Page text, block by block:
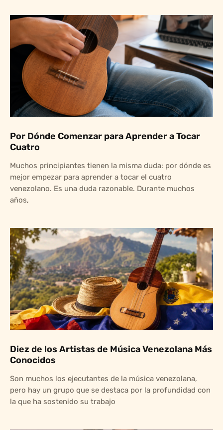
Por Dónde Comenzar para Aprender a Tocar
Cuatro
Muchos principiantes tienen la misma duda: por dónde es
mejor empezar para aprender a tocar el cuatro
venezolano. Es una duda razonable. Durante muchos
años,
Diez de los Artistas de Música Venezolana Más
Conocidos
Son muchos los ejecutantes de la música venezolana,
pero hay un grupo que se destaca por la profundidad con
la que ha sostenido su trabajo